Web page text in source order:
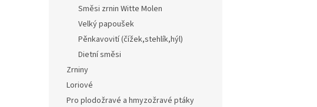
Směsi zrnin Witte Molen
Velký papoušek
Pěnkavovití (čížek,stehlík,hýl)
Dietní směsi
Zrniny
Loriové
Pro plodožravé a hmyzožravé ptáky